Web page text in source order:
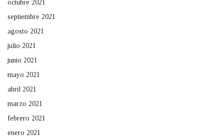
octubre 2021
septiembre 2021
agosto 2021
julio 2021
junio 2021
mayo 2021
abril 2021
marzo 2021
febrero 2021
enero 2021